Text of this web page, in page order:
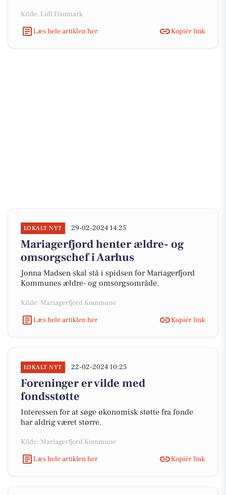
Kilde: Lidl Danmark
Læs hele artiklen her
Kopiér link
LOKALT NYT 29-02-2024 14:25
Mariagerfjord henter ældre- og
omsorgschef i Aarhus
Jonna Madsen skal stå i spidsen for Mariagerfjord
Kommunes ældre- og omsorgsområde.
Kilde: Mariagerfjord Kommune
Læs hele artiklen her
Kopiér link
LOKALT NYT 22-02-2024 10:25
Foreninger er vilde med
fondsstøtte
Interessen for at søge økonomisk støtte fra fonde
har aldrig været større.
Kilde: Mariagerfjord Kommune
Læs hele artiklen her
Kopiér link